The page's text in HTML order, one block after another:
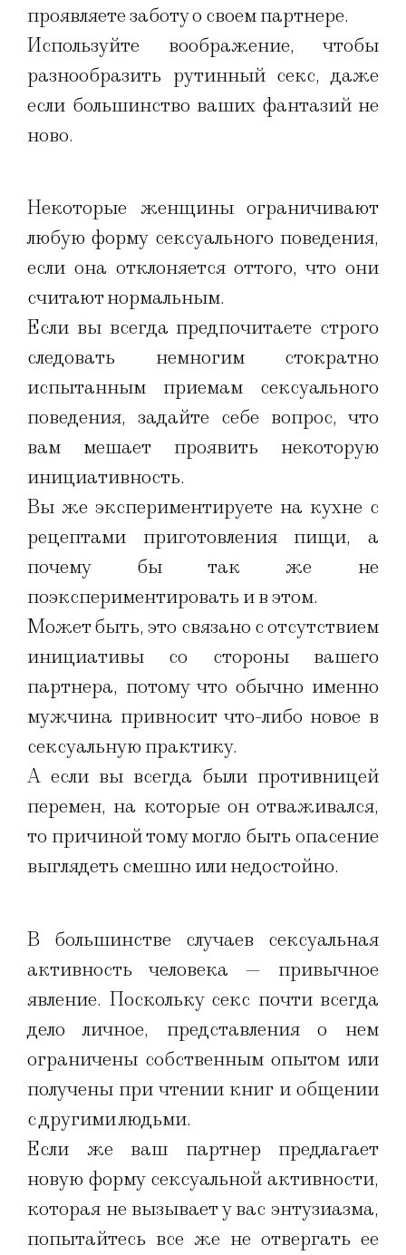
проявляете заботу о своем партнере.
Используйте воображение, чтобы
разнообразить рутинный секс, даже
если большинство ваших фантазий не
ново.
Некоторые женщины ограничивают
любую форму сексуального поведения,
если она отклоняется оттого, что они
считают нормальным.
Если вы всегда предпочитаете строго
следовать немногим стократно
испытанным приемам сексуального
поведения, задайте себе вопрос, что
вам мешает проявить некоторую
инициативность.
Вы же экспериментируете на кухне с
рецептами приготовления пищи, а
почему бы так же не
поэкспериментировать и в этом.
Может быть, это связано с отсутствием
инициативы со стороны вашего
партнера, потому что обычно именно
мужчина привносит что-либо новое в
сексуальную практику.
А если вы всегда были противницей
перемен, на которые он отваживался,
то причиной тому могло быть опасение
выглядеть смешно или недостойно.
В большинстве случаев сексуальная
активность человека — привычное
явление. Поскольку секс почти всегда
дело личное, представления о нем
ограничены собственным опытом или
получены при чтении книг и общении
с другими людьми.
Если же ваш партнер предлагает
новую форму сексуальной активности,
которая не вызывает у вас энтузиазма,
попытайтесь все же не отвергать ее